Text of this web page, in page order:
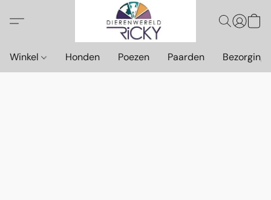
Winkel Honden Poezen Paarden Bezorging